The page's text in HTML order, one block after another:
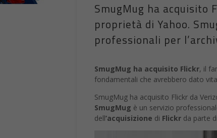
SmugMug ha acquisito
proprietà di Yahoo.
professionali per
SmugMug ha acquisito Flickr, il
fondamentali che avrebbero dato
SmugMug ha acquisito Flickr da
SmugMug è un servizio
dell’acquisizione di Flickr da parte